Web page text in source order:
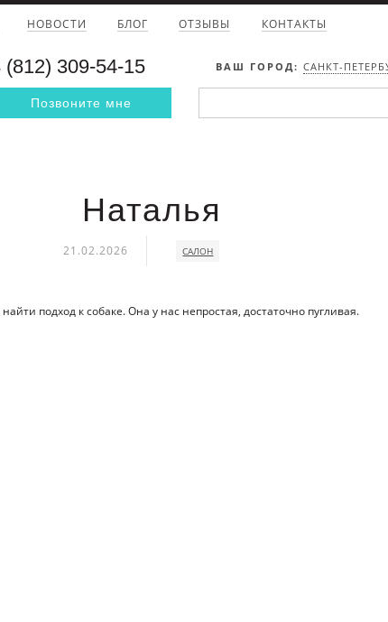
НОВОСТИ БЛОГ ОТЗЫВЫ КОНТАКТЫ
(812) 309-54-15 ВАШ ГОРОД: САНКТ-
Позвоните мне
Наталья
21.02.2026 САЛОН
подход к собаке. Она у нас непростая, достаточно пугливая.